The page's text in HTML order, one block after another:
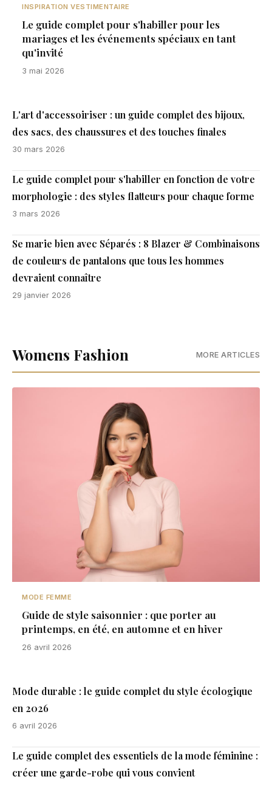
INSPIRATION VESTIMENTAIRE
Le guide complet pour s'habiller pour les
mariages et les événements spéciaux en tant
qu'invité
3 mai 2026
L'art d'accessoiriser : un guide complet des bijoux,
des sacs, des chaussures et des touches finales
30 mars 2026
Le guide complet pour s'habiller en fonction de votre
morphologie : des styles flatteurs pour chaque forme
3 mars 2026
Se marie bien avec Séparés : 8 Blazer & Combinaisons
de couleurs de pantalons que tous les hommes
devraient connaître
29 janvier 2026
Womens Fashion MORE ARTICLES
MODE FEMME
Guide de style saisonnier : que porter au
printemps, en été, en automne et en hiver
26 avril 2026
Mode durable : le guide complet du style écologique
en 2026
6 avril 2026
Le guide complet des essentiels de la mode féminine :
créer une garde-robe qui vous convient